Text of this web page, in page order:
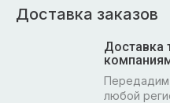
Доставка заказов
Доставка
Передадим
любой